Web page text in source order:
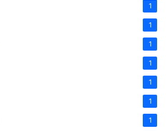
1
1
1
1
1
1
1